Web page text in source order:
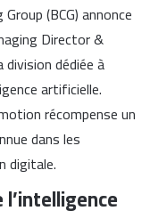
(BCG) annonce
Director &
division dédiée à
artificielle.
récompense un
dans les
digitale.